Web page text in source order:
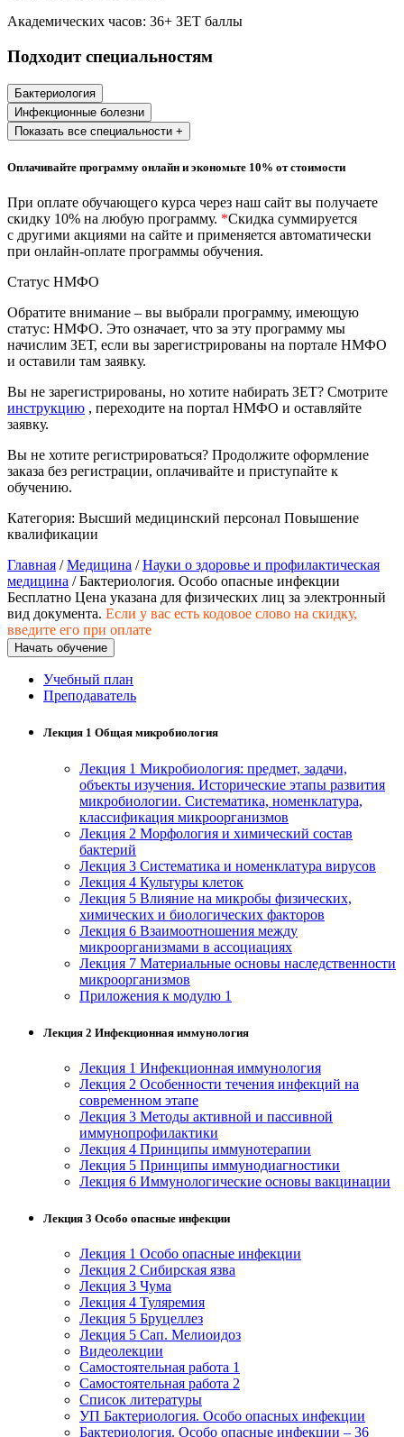
и служащих
История и археология
Психологические науки
Техносферная безопасность и ОТ
Техносферная безопасность и
природообустройство
Экологическая безопасность в
Управление охраной труда.
Техносферная безопасность
Допуски
Экономика и управление
Управление производством
организации
Управление административно-
хозяйственной деятельностью
Техника-технологии
нефтегазовое дело и геодезия
Техника и технологии наземного
транспорта
Техника и технологии строительства
Ядерная энергетика и технологии
Культура и спорт
Физкультура и спорт
Сервис и туризм
Изобразительное и прикладные виды
искусств
Средства массовой информации и
информативно-библиотечное дело
Управление в технических системах
Ветеринария и зоотехника
Подготовка к периодической
аккредитации
Основные Услуги
Дополнительные Услуги
Академических часов: 36+ ЗЕТ баллы
Подходит специальностям
Бактериология
Инфекционные болезни
Показать все специальности +
Оплачивайте программу онлайн и экономьте 10% от стоимости
При оплате обучающего курса через наш сайт вы получаете
скидку 10% на любую программу. *Скидка суммируется
с другими акциями на сайте и применяется автоматически
при онлайн-оплате программы обучения.
Статус НМФО
Обратите внимание – вы выбрали программу, имеющую
статус: НМФО. Это означает, что за эту программу мы
начислим ЗЕТ, если вы зарегистрированы на портале НМФО
и оставили там заявку.
Вы не зарегистрированы, но хотите набирать ЗЕТ? Смотрите
инструкцию , переходите на портал НМФО и оставляйте
заявку.
Вы не хотите регистрироваться? Продолжите оформление
заказа без регистрации, оплачивайте и приступайте к
обучению.
Категория: Высший медицинский персонал Повышение
квалификации
Главная /Медицина /Науки о здоровье и профилактическая
медицина / Бактериология. Особо опасные инфекции
Бесплатно Цена указана для физических лиц за электронный
вид документа. Если у вас есть кодовое слово на скидку,
введите его при оплате
Начать обучение
Учебный план
Преподаватель
Лекция 1 Общая микробиология
Лекция 1 Микробиология: предмет, задачи,
объекты изучения. Исторические этапы развития
микробиологии. Систематика, номенклатура,
классификация микроорганизмов
Лекция 2 Морфология и химический состав
бактерий
Лекция 3 Систематика и номенклатура вирусов
Лекция 4 Культуры клеток
Лекция 5 Влияние на микробы физических,
химических и биологических факторов
Лекция 6 Взаимоотношения между
микроорганизмами в ассоциациях
Лекция 7 Материальные основы наследственности
микроорганизмов
Приложения к модулю 1
Лекция 2 Инфекционная иммунология
Лекция 1 Инфекционная иммунология
Лекция 2 Особенности течения инфекций на
современном этапе
Лекция 3 Методы активной и пассивной
иммунопрофилактики
Лекция 4 Принципы иммунотерапии
Лекция 5 Принципы иммунодиагностики
Лекция 6 Иммунологические основы вакцинации
Лекция 3 Особо опасные инфекции
Лекция 1 Особо опасные инфекции
Лекция 2 Сибирская язва
Лекция 3 Чума
Лекция 4 Туляремия
Лекция 5 Бруцеллез
Лекция 5 Сап. Мелиоидоз
Видеолекции
Самостоятельная работа 1
Самостоятельная работа 2
Список литературы
УП Бактериология. Особо опасных инфекции
Бактериология. Особо опасные инфекции – 36